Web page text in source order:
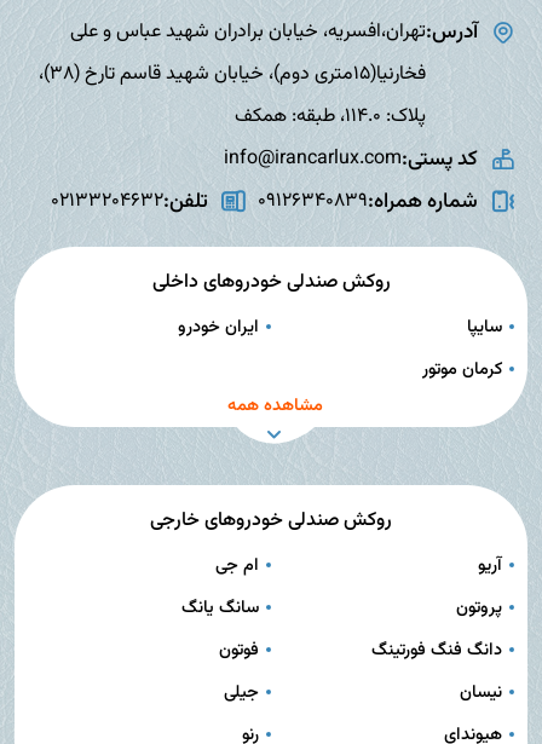
آدرس:تهران،افسریه، خیابان برادران شهید عباس و علی
فخارنیا(15متری دوم)، خیابان شهید قاسم تارخ (38)،
پلاک: 114.0، طبقه: همکف
کد پستی:info@irancarlux.com
شماره همراه:09126340839 تلفن:02133204632
روکش صندلی خودروهای داخلی
سایپا
ایران خودرو
کرمان موتور
مشاهده همه
روکش صندلی خودروهای خارجی
آریو
ام جی
پروتون
سانگ یانگ
دانگ فنگ فورتینگ
فوتون
نیسان
جیلی
هیوندای
رنو